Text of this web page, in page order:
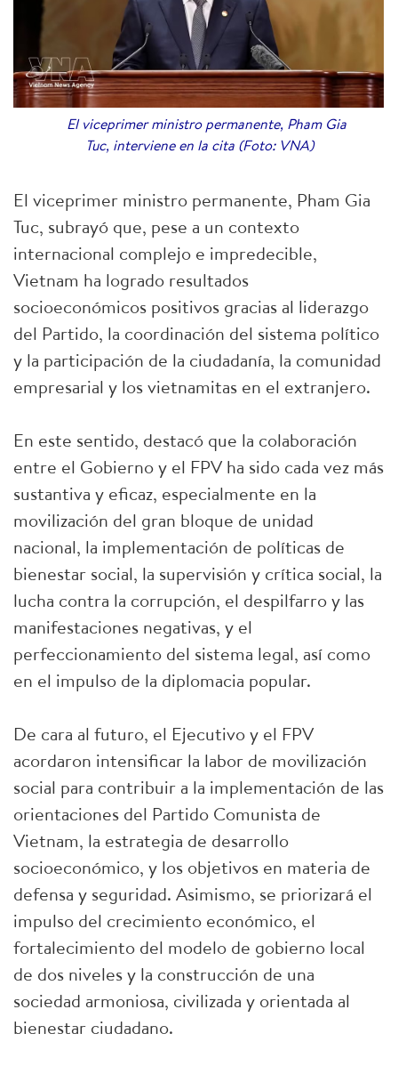
El viceprimer ministro permanente, Pham Gia
Tuc, interviene en la cita (Foto: VNA)
El viceprimer ministro permanente, Pham Gia
Tuc, subrayó que, pese a un contexto
internacional complejo e impredecible,
Vietnam ha logrado resultados
socioeconómicos positivos gracias al liderazgo
del Partido, la coordinación del sistema político
y la participación de la ciudadanía, la comunidad
empresarial y los vietnamitas en el extranjero.
En este sentido, destacó que la colaboración
entre el Gobierno y el FPV ha sido cada vez más
sustantiva y eficaz, especialmente en la
movilización del gran bloque de unidad
nacional, la implementación de políticas de
bienestar social, la supervisión y crítica social, la
lucha contra la corrupción, el despilfarro y las
manifestaciones negativas, y el
perfeccionamiento del sistema legal, así como
en el impulso de la diplomacia popular.
De cara al futuro, el Ejecutivo y el FPV
acordaron intensificar la labor de movilización
social para contribuir a la implementación de las
orientaciones del Partido Comunista de
Vietnam, la estrategia de desarrollo
socioeconómico, y los objetivos en materia de
defensa y seguridad. Asimismo, se priorizará el
impulso del crecimiento económico, el
fortalecimiento del modelo de gobierno local
de dos niveles y la construcción de una
sociedad armoniosa, civilizada y orientada al
bienestar ciudadano.